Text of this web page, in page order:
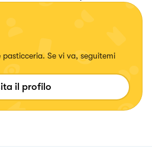
Se vi va, seguitemi
il profilo